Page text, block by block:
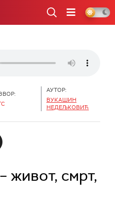
АУТОР:
ВУКАШИН
НЕДЕЉКОВИЋ
живот, смрт,